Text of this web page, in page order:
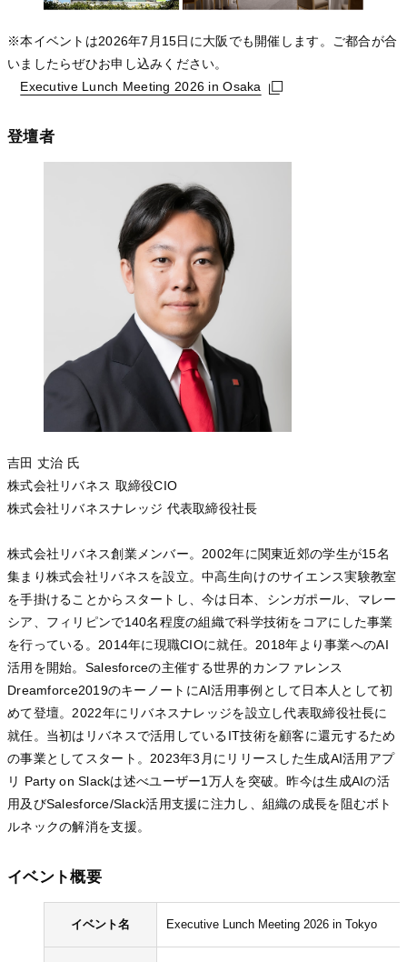
※本イベントは2026年7月15日に大阪でも開催します。ご都合が合
いましたらぜひお申し込みください。
Executive Lunch Meeting 2026 in Osaka
Executive Lunch Meeting 2026 in Osaka
Executive Lunch Meeting 2026 in Osaka
登壇者
吉田 丈治 氏
株式会社リバネス 取締役CIO
株式会社リバネスナレッジ 代表取締役社長
株式会社リバネス創業メンバー。2002年に関東近郊の学生が15名
集まり株式会社リバネスを設立。中高生向けのサイエンス実験教室
を手掛けることからスタートし、今は日本、シンガポール、マレー
シア、フィリピンで140名程度の組織で科学技術をコアにした事業
を行っている。2014年に現職CIOに就任。2018年より事業へのAI
活用を開始。Salesforceの主催する世界的カンファレンス
Dreamforce2019のキーノートにAI活用事例として日本人として初
めて登壇。2022年にリバネスナレッジを設立し代表取締役社長に
就任。当初はリバネスで活用しているIT技術を顧客に還元するため
の事業としてスタート。2023年3月にリリースした生成AI活用アプ
リ Party on Slackは述べユーザー1万人を突破。昨今は生成AIの活
用及びSalesforce/Slack活用支援に注力し、組織の成長を阻むボト
ルネックの解消を支援。
イベント概要
イベント名 Executive Lunch Meeting 2026 in Tokyo